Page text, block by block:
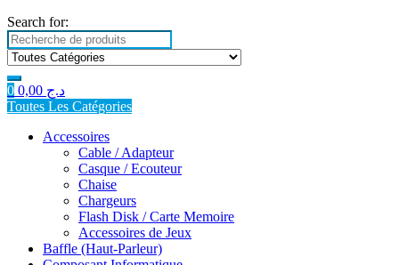
Search for:
0 د.ج
Toutes Les Catégories
Accessoires
Cable / Adapteur
Casque / Ecouteur
Chaise
Chargeurs
Flash Disk / Carte Memoire
Accessoires de Jeux
Baffle (Haut-Parleur)